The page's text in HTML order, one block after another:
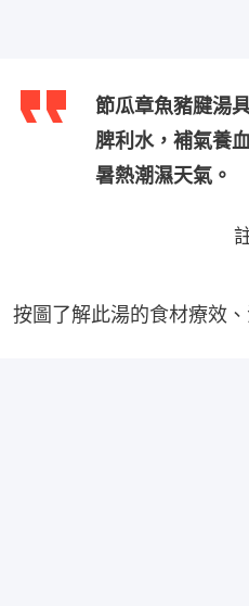
節瓜章魚豬腱湯
脾利水，補氣養
暑熱潮濕天氣。
按圖了解此湯的食材療效